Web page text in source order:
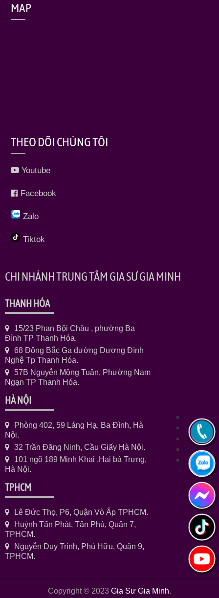
MAP
THEO DÕI CHÚNG TÔI
Youtube
Facebook
Zalo
Tiktok
CHI NHÁNH TRUNG TÂM GIA SƯ GIA MINH
THANH HÓA
15/23 Phan Bội Châu , phường Ba
Đình TP Thanh Hóa.
68 Đông Bắc Ga đường Dương Đình
Nghệ Tp Thanh Hóa.
57B Nguyễn Mộng Tuân, Phường Nam
Ngạn TP Thanh Hóa.
HÀ NỘI
Phòng 402, 59 Láng Hạ, Ba Đình, Hà
Nội.
32 Trần Đăng Ninh, Cầu Giấy Hà Nội.
101 ngõ 189 Minh Khai ,Hai bà Trưng,
Hà Nội.
TPHCM
Lê Đức Thọ, P6, Quận Vò Ấp TPHCM.
Huỳnh Tấn Phát, Tân Phú, Quận 7,
TPHCM.
Nguyễn Duy Trinh, Phú Hữu, Quận 9,
TPHCM.
Copyright © 2023 Gia Sư Gia Minh.